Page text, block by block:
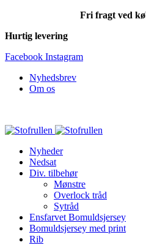
Fri fragt ved
Hurtig levering
Facebook Instagram
Nyhedsbrev
Om os
Nyheder
Nedsat
Div. tilbehør
Mønstre
Overlock tråd
Sytråd
Ensfarvet Bomuldsjersey
Bomuldsjersey med print
Rib